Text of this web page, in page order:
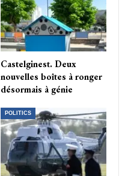
Castelginest. Deux
nouvelles boîtes à ronger
désormais à génie
POLITICS